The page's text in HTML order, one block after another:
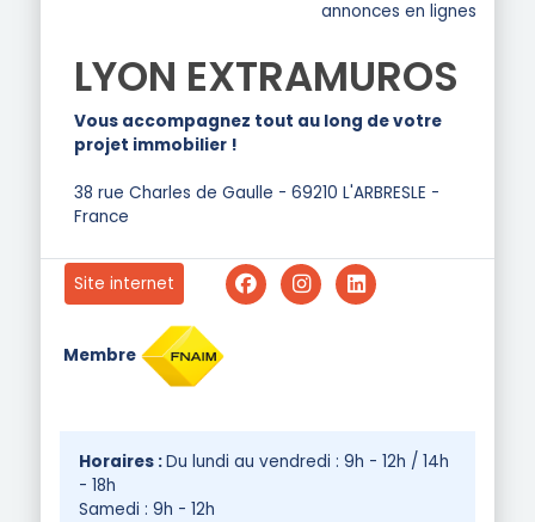
annonces en lignes
LYON EXTRAMUROS
Vous accompagnez tout au long de votre
projet immobilier !
38 rue Charles de Gaulle - 69210 L'ARBRESLE -
France
Site internet
Membre
Horaires :Du lundi au vendredi : 9h - 12h / 14h
- 18h
Samedi : 9h - 12h